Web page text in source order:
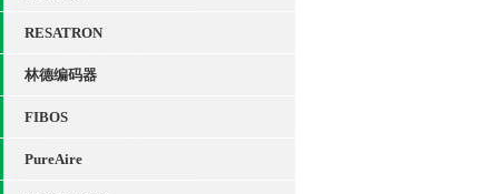
RESATRON
林德编码器
FIBOS
PureAire